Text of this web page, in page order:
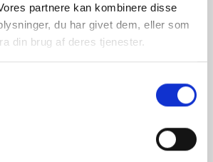
partnere kan kombinere disse
du har givet dem, eller som
din brug af deres tjenester.